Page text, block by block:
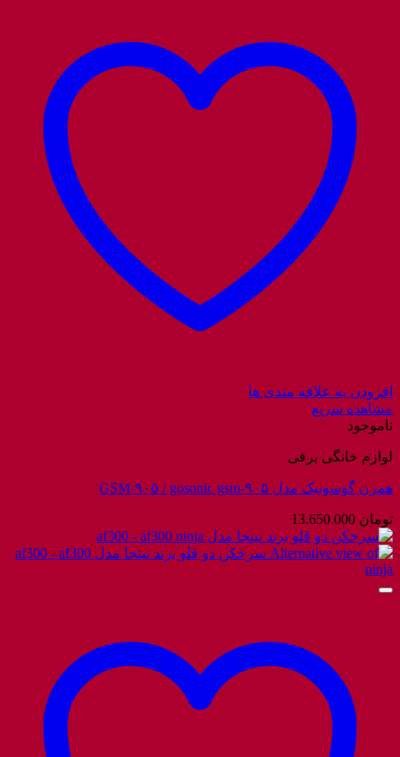
افزودن به علاقه مندی ها
مشاهده سریع
ناموجود
لوازم خانگی برقی
همزن گوسونیک مدل GSM-۹۰۵ / gosonic gsm-۹۰۵
تومان